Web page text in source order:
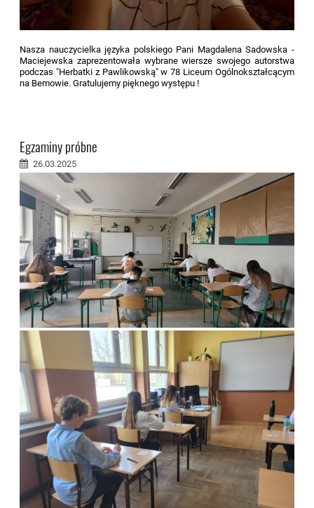
Nasza nauczycielka języka polskiego Pani Magdalena Sadowska -
Maciejewska zaprezentowała wybrane wiersze swojego autorstwa
podczas "Herbatki z Pawlikowską" w 78 Liceum Ogólnokształcącym
na Bemowie. Gratulujemy pięknego występu !
Egzaminy próbne
26.03.2025